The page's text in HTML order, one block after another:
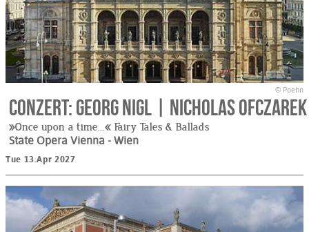
© Poehn
CONZERT: GEORG NIGL | NICHOLAS OFCZAREK
»Once upon a time…« Fairy Tales & Ballads
State Opera Vienna - Wien
Tue 13.Apr 2027